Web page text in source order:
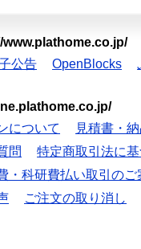
www.plathome.co.jp/
公告 OpenBlocks
について
見積書・
問
特定商取引法に
・科研費払い取引のご
ご注文の取り消し